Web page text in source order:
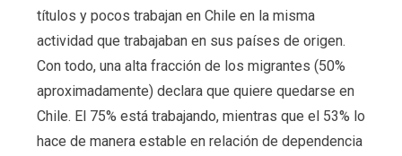
títulos y pocos trabajan en Chile en la misma
actividad que trabajaban en sus países de origen.
Con todo, una alta fracción de los migrantes (50%
aproximadamente) declara que quiere quedarse en
Chile. El 75% está trabajando, mientras que el 53% lo
hace de manera estable en relación de dependencia